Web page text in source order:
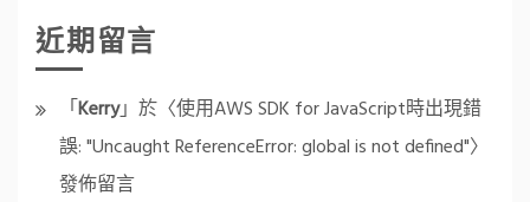
近期留言
「Kerry」於〈使用AWS SDK for JavaScript時出現錯
誤: "Uncaught ReferenceError: global is not defined"〉
發佈留言